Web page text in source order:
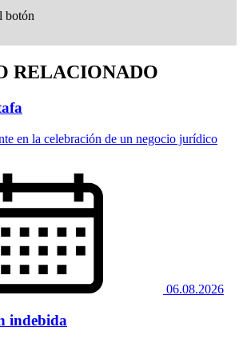
botón
RELACIONADO
en la celebración de un negocio jurídico
06.08.2026
indebida